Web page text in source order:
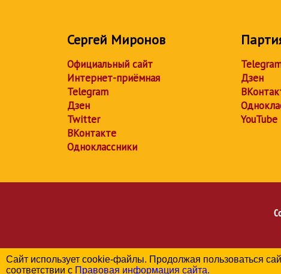
Сергей Миронов
Официальный сайт
Интернет-приёмная
Telegram
Дзен
Twitter
ВКонтакте
Одноклассники
Дзен
YouTube
Сайт использует cookie-файлы. Продолжая пользоваться
соответствии с Правовая информация сайта.